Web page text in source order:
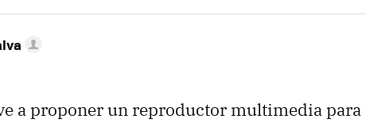
a proponer un reproductor multimedia para